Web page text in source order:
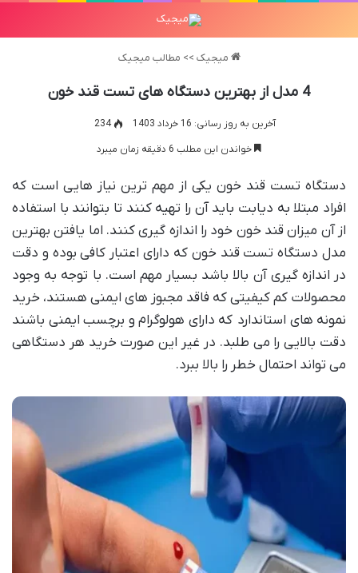
میجیک >> مطالب میجیک
4 مدل از بهترین دستگاه های تست قند خون
آخرین به روز رسانی: 16 خرداد 1403
234
خواندن این مطلب 6 دقیقه زمان میبرد
دستگاه تست قند خون یکی از مهم ترین نیاز هایی است که
افراد مبتلا به دیابت باید آن را تهیه کنند تا بتوانند با استفاده
از آن میزان قند خون خود را اندازه گیری کنند. اما یافتن بهترین
مدل دستگاه تست قند خون که دارای اعتبار کافی بوده و دقت
در اندازه گیری آن بالا باشد بسیار مهم است. با توجه به وجود
محصولات کم کیفیتی که فاقد مجبوز های ایمنی هستند، خرید
نمونه های استاندارد که دارای هولوگرام و برچسب ایمنی باشند
دقت بالایی را می طلبد. در غیر این صورت خرید هر دستگاهی
می تواند احتمال خطر را بالا ببرد.